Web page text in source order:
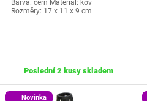
Barva: čern Materiál: kov
Rozměry: ‎17 x 11 x 9 cm
Poslední 2 kusy skladem
Novinka